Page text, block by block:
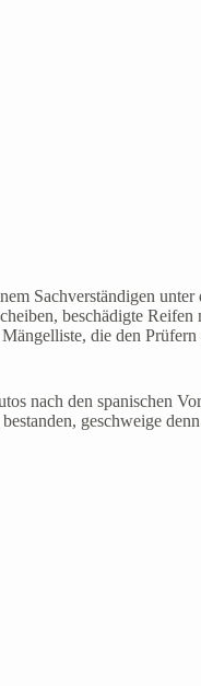
Sachverständigen
beschädigte
die den Prüfern
nach den spanischen
geschweige